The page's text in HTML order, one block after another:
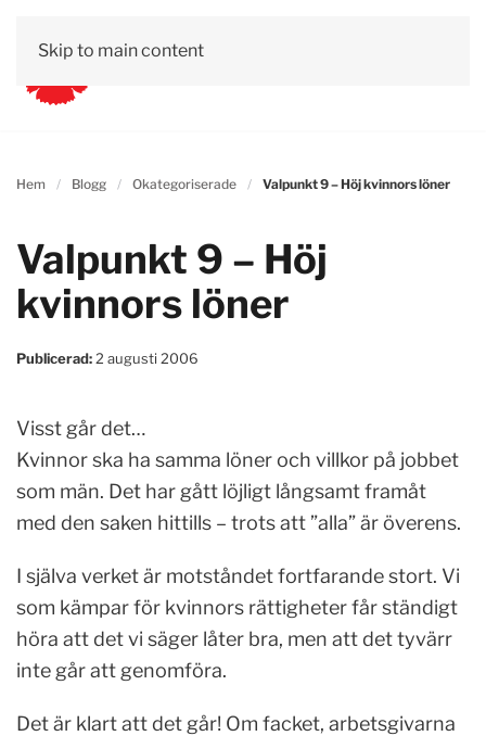
Skip to main content
Hem Blogg Okategoriserade Valpunkt 9 – Höj kvinnors löner
Valpunkt 9 – Höj
kvinnors löner
Publicerad: 2 augusti 2006
Visst går det…
Kvinnor ska ha samma löner och villkor på jobbet
som män. Det har gått löjligt långsamt framåt
med den saken hittills – trots att ”alla” är överens.
I själva verket är motståndet fortfarande stort. Vi
som kämpar för kvinnors rättigheter får ständigt
höra att det vi säger låter bra, men att det tyvärr
inte går att genomföra.
Det är klart att det går! Om facket, arbetsgivarna